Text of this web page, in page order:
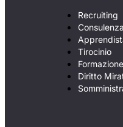
Recruiting
Tirocinio
Formazione
Diritto